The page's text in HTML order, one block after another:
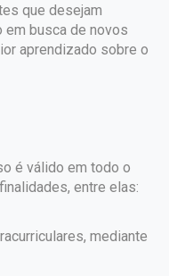
que desejam
em busca de novos
aprendizado sobre o
é válido em todo o
entre elas:
mediante